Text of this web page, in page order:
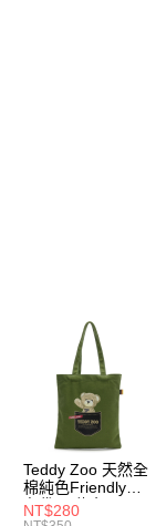
Teddy Zoo 天然全
棉純色Friendly帆
布袋-軍綠色
NT$280